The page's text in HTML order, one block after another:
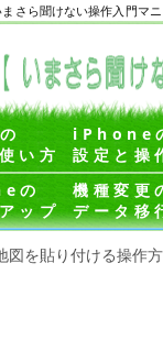
さら聞けない操作入門マニ
い方
iPhone
設定と操
の
ップ
機種変更
データ移
図を貼り付ける操作